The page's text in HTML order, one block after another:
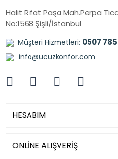
Halit Rıfat Paşa Mah.Perpa
No:1568 Şişli/İstanbul
Müşteri Hizmetleri: 0507
info@ucuzkonfor.com
HESABIM
ONLİNE ALIŞVERİŞ